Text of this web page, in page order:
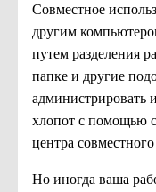
Совместное
другим
путем разделения
папке и другие
администрировать
хлопот с помощью
центра
Но иногда ваша